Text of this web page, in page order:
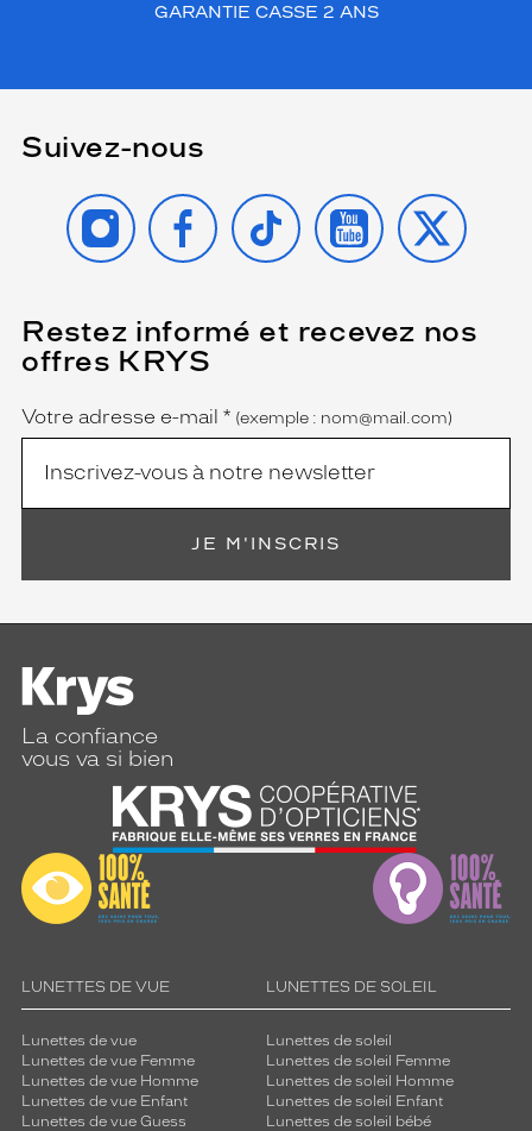
GARANTIE CASSE 2 ANS
Suivez-nous
INSTAGRAMFACEBOOK
TIKTOK YOUTUBE
X
Restez informé et recevez nos
offres KRYS
Name
Votre adresse e-mail *
(Ce
champ
est
obligatoire)
(exemple : nom@mail.com)
JE M'INSCRIS
La confiance
vous va si bien
LUNETTES DE VUE
Lunettes de vue
Lunettes de vue Femme
Lunettes de vue Homme
Lunettes de vue Enfant
Lunettes de vue Guess
LUNETTES DE SOLEIL
Lunettes de soleil
Lunettes de soleil Femme
Lunettes de soleil Homme
Lunettes de soleil Enfant
Lunettes de soleil bébé